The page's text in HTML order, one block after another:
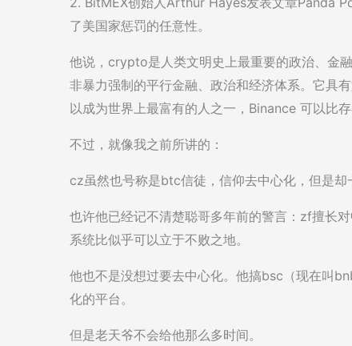
了美国家惩罚的任意性。
他说，crypto是人类文明史上最重要的政治、金
非暴力强制的平行金融、政治和经济体系。它具
以成为世界上最富有的人之一，Binance 可以比
不过，就像我之前所讲的：
cz虽然也号称是btc信徒，信仰去中心化，但是却
也许他已经记不清楚聪哥多年前的警言：zf擅长
系统比似乎可以立于不败之地。
他也不是没想过要去中心化。他搞bsc（现在叫
化的平台。
但是老天爷不会给他那么多时间。